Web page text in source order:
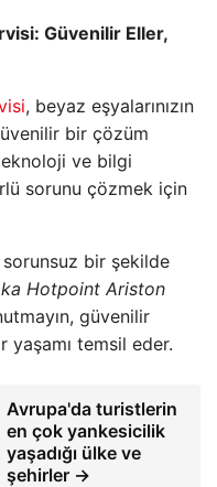
Güvenilir Eller,
, beyaz eşyalarınızın
bir çözüm
ve bilgi
sorunu çözmek için
sorunsuz bir şekilde
Hotpoint Ariston
güvenilir
yaşamı temsil eder.
Avrupa'da turistlerin
en çok yankesicilik
yaşadığı ülke ve
şehirler →